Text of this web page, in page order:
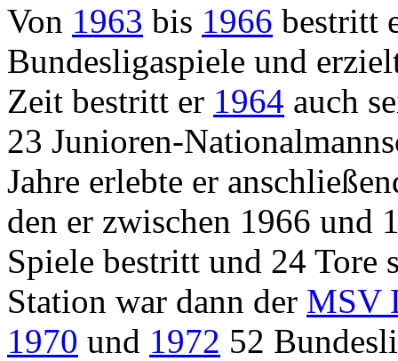
Von 1963 bis 1966 bestritt
Bundesligaspiele und
Zeit bestritt er 1964 auch
23 Junioren-
Jahre erlebte er
den er zwischen 1966 und
Spiele bestritt und 24 Tore
Station war dann der MSV
1970 und 1972 52